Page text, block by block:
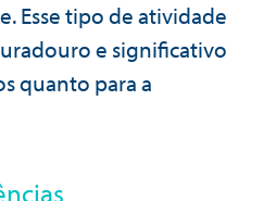
Esse tipo de atividade
e significativo
quanto para a